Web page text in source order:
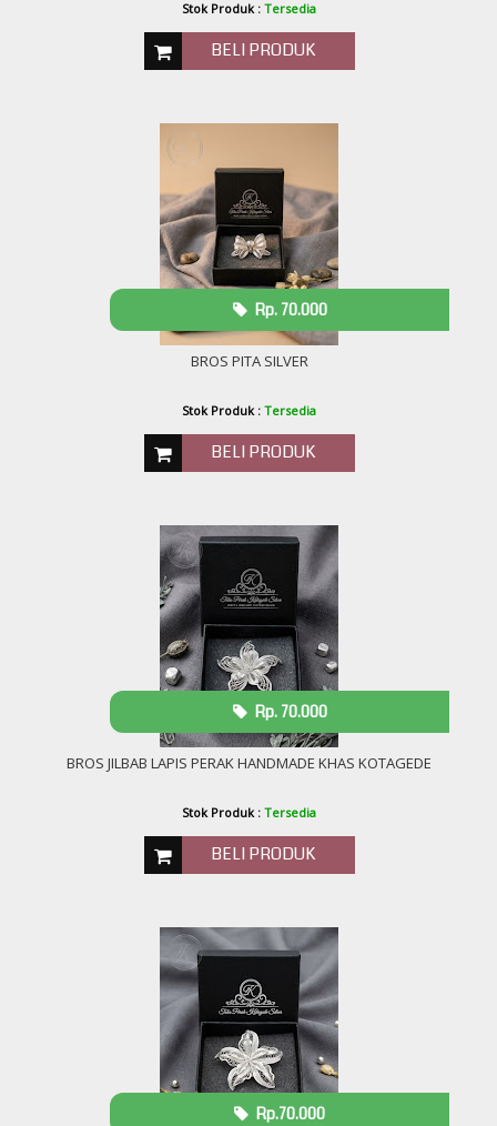
Stok Produk :Tersedia
BELI PRODUK
BROS PITA SILVER
Rp. 70.000
Stok Produk :Tersedia
BELI PRODUK
BROS JILBAB LAPIS PERAK HANDMADE KHAS KOTAGEDE
Rp. 70.000
Stok Produk :Tersedia
BELI PRODUK
Rp.70.000